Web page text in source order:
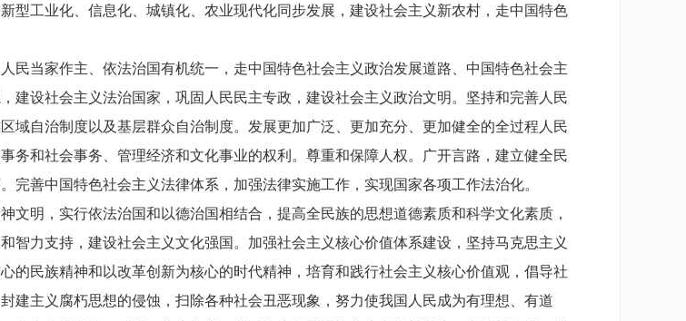
型工业化、信息化、城镇化、农业现代化同步发展，建设社会主义新农村，走中国特色
当家作主、依法治国有机统一，走中国特色社会主义政治发展道路、中国特色社会主
建设社会主义法治国家，巩固人民民主专政，建设社会主义政治文明。坚持和完善人民
域自治制度以及基层群众自治制度。发展更加广泛、更加充分、更加健全的全过程人民
务和社会事务、管理经济和文化事业的权利。尊重和保障人权。广开言路，建立健全民
善中国特色社会主义法律体系，加强法律实施工作，实现国家各项工作法治化。
明，实行依法治国和以德治国相结合，提高全民族的思想道德素质和科学文化素质，
智力支持，建设社会主义文化强国。加强社会主义核心价值体系建设，坚持马克思主义
的民族精神和以改革创新为核心的时代精神，培育和践行社会主义核心价值观，倡导社
建主义腐朽思想的侵蚀，扫除各种社会丑恶现象，努力使我国人民成为有理想、有道